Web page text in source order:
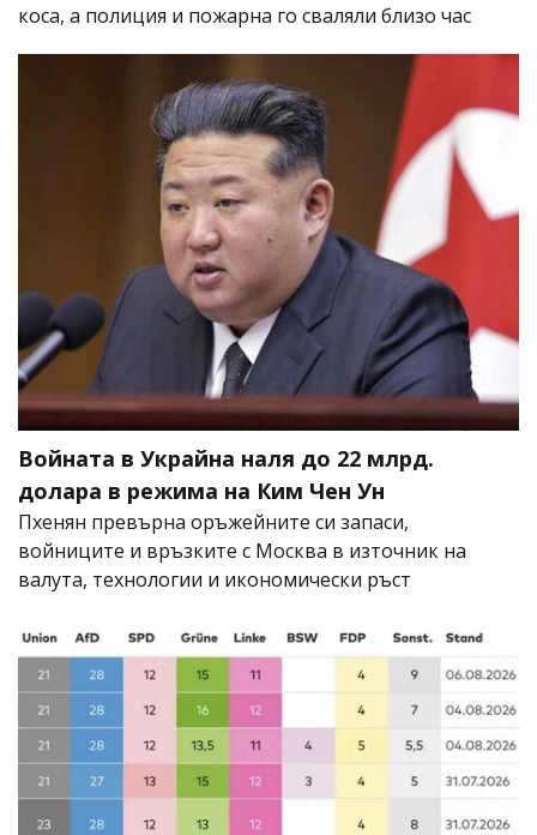
коса, а полиция и пожарна го сваляли близо час
Войната в Украйна наля до 22 млрд.
долара в режима на Ким Чен Ун
Пхенян превърна оръжейните си запаси,
войниците и връзките с Москва в източник на
валута, технологии и икономически ръст